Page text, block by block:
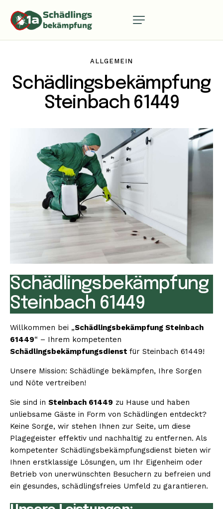
ALLGEMEIN
Schädlingsbekämpfung
Steinbach 61449
Schädlingsbekämpfung
Steinbach 61449
Willkommen bei „Schädlingsbekämpfung Steinbach
61449“ – Ihrem kompetenten
Schädlingsbekämpfungsdienst für Steinbach 61449!
Unsere Mission: Schädlinge bekämpfen, Ihre Sorgen
und Nöte vertreiben!
Sie sind in Steinbach 61449 zu Hause und haben
unliebsame Gäste in Form von Schädlingen entdeckt?
Keine Sorge, wir stehen Ihnen zur Seite, um diese
Plagegeister effektiv und nachhaltig zu entfernen. Als
kompetenter Schädlingsbekämpfungsdienst bieten wir
Ihnen erstklassige Lösungen, um Ihr Eigenheim oder
Betrieb von unerwünschten Besuchern zu befreien und
ein gesundes, schädlingsfreies Umfeld zu garantieren.